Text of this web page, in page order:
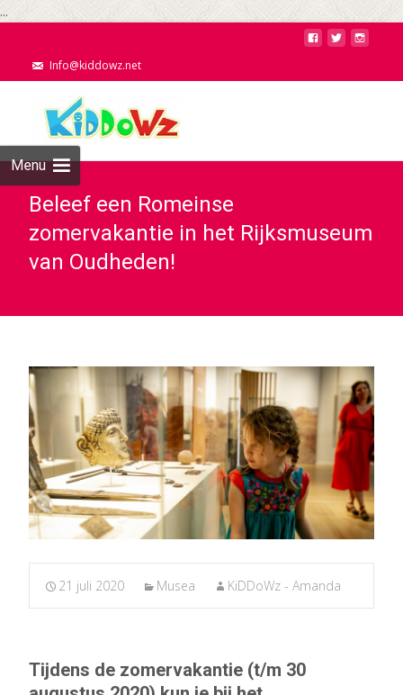
...
Info@kiddowz.net
Menu
Beleef een Romeinse
zomervakantie in het Rijksmuseum
van Oudheden!
21 juli 2020 Musea KiDDoWz - Amanda
Tijdens de zomervakantie (t/m 30